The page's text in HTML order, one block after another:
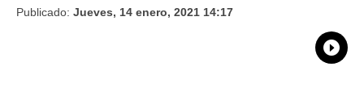
Publicado: Jueves, 14 enero, 2021 14:17